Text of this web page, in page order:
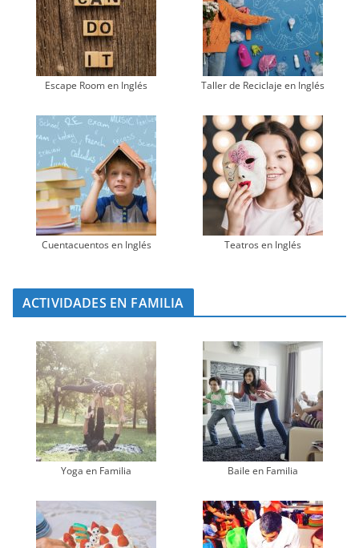
Escape Room en Inglés Taller de Reciclaje en Inglés
Cuentacuentos en Inglés Teatros en Inglés
ACTIVIDADES EN FAMILIA
Yoga en Familia Baile en Familia